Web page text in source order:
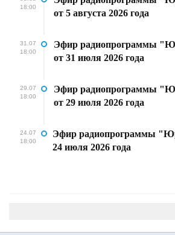
18:00
от 5 августа 2026 года
31.07
18:00
Эфир радиопрограммы
от 31 июля 2026 года
29.07
18:00
Эфир радиопрограммы
от 29 июля 2026 года
24.07
18:00
Эфир радиопрограммы
24 июля 2026 года